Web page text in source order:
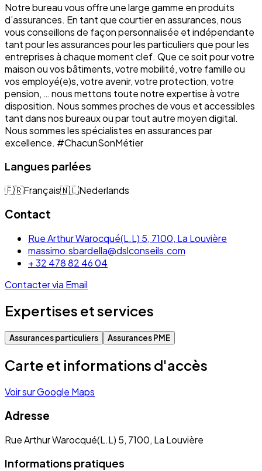
Notre bureau vous offre une large gamme en produits
d’assurances. En tant que courtier en assurances, nous
vous conseillons de façon personnalisée et indépendante
tant pour les assurances pour les particuliers que pour les
entreprises à chaque moment clef. Que ce soit pour votre
maison ou vos bâtiments, votre mobilité, votre famille ou
vos employé(e)s, votre avenir, votre protection, votre
pension, … nous mettons toute notre expertise à votre
disposition. Nous sommes proches de vous et accessibles
tant dans nos bureaux ou par tout autre moyen digital.
Nous sommes les spécialistes en assurances par
excellence. #ChacunSonMétier
Langues parlées
🇫🇷Français🇳🇱Nederlands
Contact
Rue Arthur Warocqué(L.L) 5, 7100, La Louvière
massimo.sbardella@dslconseils.com
+ 32 478 82 46 04
Contacter via Email
Expertises et services
Assurances particuliers Assurances PME
Carte et informations d'accès
Voir sur Google Maps
Adresse
Rue Arthur Warocqué(L.L) 5, 7100, La Louvière
Informations pratiques